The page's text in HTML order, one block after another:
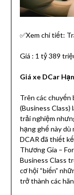
✅Xem chi tiết:
Giá : 1 tỷ 389
Giá xe DCar
Trên các chuyến
(Business Class)
trải nghiệm
hạng ghế này
DCAR đã thiết
Thương Gia –
Business Class
cơ hội “biến”
trở thành các